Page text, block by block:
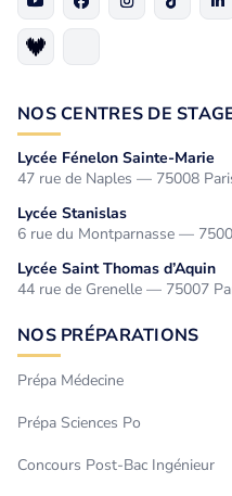
NOS CENTRES DE
Lycée Fénelon Sainte-Marie
47 rue de Naples — 75008
Lycée Stanislas
6 rue du Montparnasse —
Lycée Saint Thomas d’Aquin
44 rue de Grenelle — 75007
NOS PRÉPARATIONS
Prépa Médecine
Prépa Sciences Po
Concours Post-Bac Ingénieur